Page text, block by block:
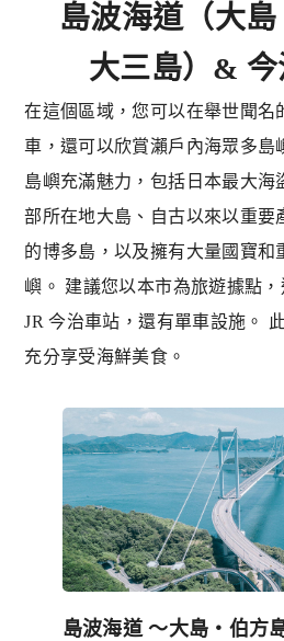
島波海道（大島
大三島）&
在這個區域，您可以在舉世聞名
車，還可以欣賞瀨戶內海眾多島
島嶼充滿魅力，包括日本最大海
部所在地大島、自古以來以重要
的博多島，以及擁有大量國寶和
嶼。 建議您以本市為旅遊據點
JR 今治車站，還有單車設施。
充分享受海鮮美食。
島波海道 〜大島・伯方